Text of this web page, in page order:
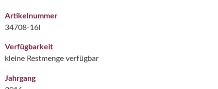
Artikelnummer
34708-16I
Verfügbarkeit
kleine Restmenge verfügbar
Jahrgang